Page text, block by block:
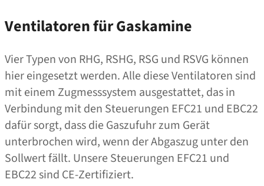
Ventilatoren für Gaskamine
Vier Typen von RHG, RSHG, RSG und RSVG können
hier eingesetzt werden. Alle diese Ventilatoren sind
mit einem Zugmesssystem ausgestattet, das in
Verbindung mit den Steuerungen EFC21 und EBC22
dafür sorgt, dass die Gaszufuhr zum Gerät
unterbrochen wird, wenn der Abgaszug unter den
Sollwert fällt. Unsere Steuerungen EFC21 und
EBC22 sind CE-Zertifiziert.